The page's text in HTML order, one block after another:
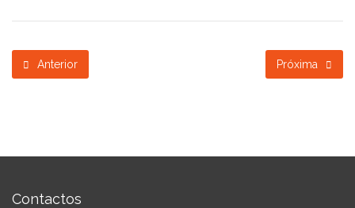
Anterior Próxima
Contactos